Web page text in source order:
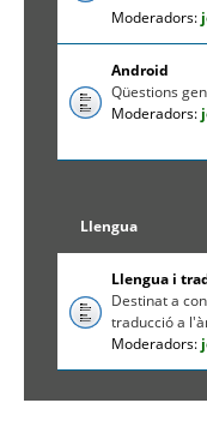
Moderadors:
Android
Qüestions
Moderadors:
Llengua
Llengua i
Destinat a
traducció a
Moderadors: